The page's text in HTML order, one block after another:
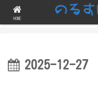
ガンプラのスジボリや改修・改
2025-12-27
HOME